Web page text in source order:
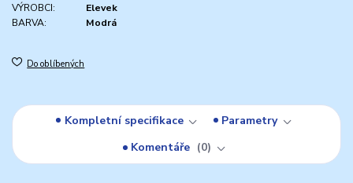
VÝROBCI:
Elevek
BARVA:
Modrá
Do oblíbených
Kompletní specifikace
Parametry
Komentáře
0